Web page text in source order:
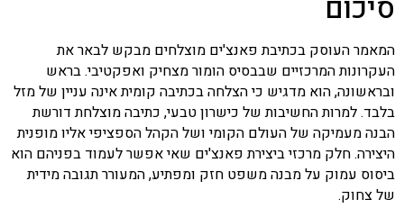
סיכום
המאמר העוסק בכתיבת פאנצ'ים מוצלחים מבקש לבאר את
העקרונות המרכזיים שבבסיס הומור מצחיק ואפקטיבי. בראש
ובראשונה, הוא מדגיש כי הצלחה בכתיבה קומית אינה עניין של מזל
בלבד. למרות החשיבות של כישרון טבעי, כתיבה מוצלחת דורשת
הבנה מעמיקה של העולם הקומי ושל הקהל הספציפי אליו מופנית
היצירה. חלק מרכזי ביצירת פאנצ'ים שאי אפשר לעמוד בפניהם הוא
ביסוס עמוק על מבנה משפט חזק ומפתיע, המעורר תגובה מידית
של צחוק.